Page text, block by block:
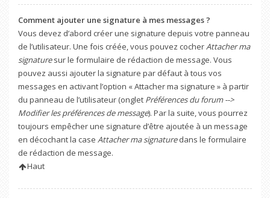
Comment ajouter une signature à mes messages ?
Vous devez d’abord créer une signature depuis votre panneau
de l’utilisateur. Une fois créée, vous pouvez cocherAttacher ma
signaturesur le formulaire de rédaction de message. Vous
pouvez aussi ajouter la signature par défaut à tous vos
messages en activant l’option « Attacher ma signature » à partir
du panneau de l’utilisateur (onglet Préférences du forum -->
Modifier les préférences de message). Par la suite, vous pourrez
toujours empêcher une signature d’être ajoutée à un message
en décochant la case Attacher ma signaturedans le formulaire
de rédaction de message.
Haut